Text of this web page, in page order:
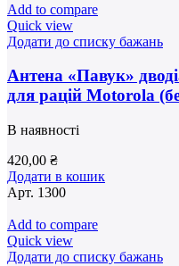
Add to compare
Quick view
Додати до списку бажань
Антена «Павук»
для рацій Motorola
В наявності
420,00 ₴
Додати в кошик
Арт. 1300
Add to compare
Quick view
Додати до списку бажань